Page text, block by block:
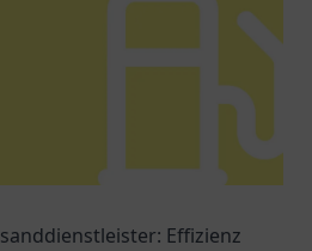
Effizienz